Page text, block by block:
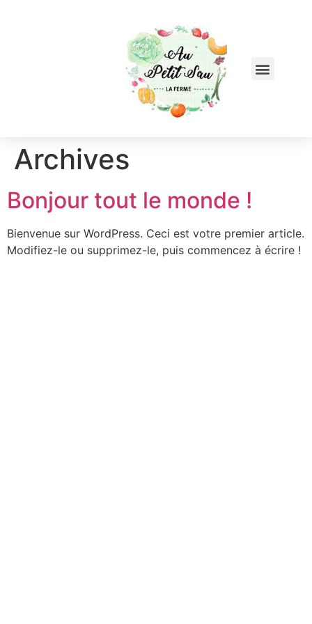
Archives
Bonjour tout le monde !
Bienvenue sur WordPress. Ceci est votre premier article.
Modifiez-le ou supprimez-le, puis commencez à écrire !